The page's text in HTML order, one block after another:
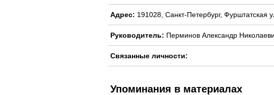
Адрес: 191028, Санкт-Петербург, Фурштатская
Руководитель: Перминов Александр
Связанные личности:
Упоминания в материалах